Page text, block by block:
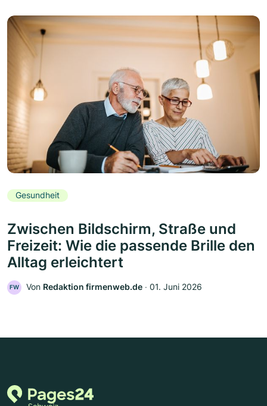
Gesundheit
Zwischen Bildschirm, Straße und
Freizeit: Wie die passende Brille den
Alltag erleichtert
FW Von Redaktion firmenweb.de ‧ 01. Juni 2026